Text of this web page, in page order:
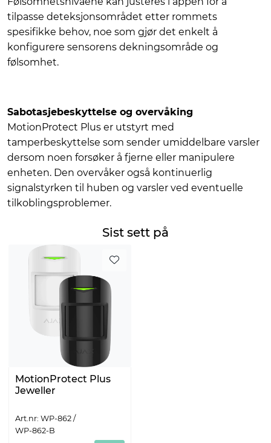
tilpasse deteksjonsområdet etter rommets
spesifikke behov, noe som gjør det enkelt å
konfigurere sensorens dekningsområde og
følsomhet.
Sabotasjebeskyttelse og overvåking
MotionProtect Plus er utstyrt med
tamperbeskyttelse som sender umiddelbare varsler
dersom noen forsøker å fjerne eller manipulere
enheten. Den overvåker også kontinuerlig
signalstyrken til huben og varsler ved eventuelle
tilkoblingsproblemer.
Sist sett på
MotionProtect Plus
Jeweller
Art.nr: WP-862 /
WP-862-B